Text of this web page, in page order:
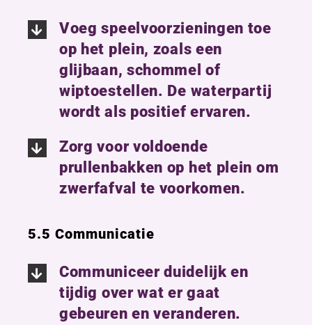
Voeg speelvoorzieningen toe
op het plein, zoals een
glijbaan, schommel of
wiptoestellen. De waterpartij
wordt als positief ervaren.
Zorg voor voldoende
prullenbakken op het plein om
zwerfafval te voorkomen.
5.5 Communicatie
Communiceer duidelijk en
tijdig over wat er gaat
gebeuren en veranderen.